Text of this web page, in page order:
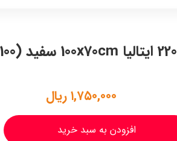
۱,۷۵۰,۰۰۰ ریال
افزودن به سبد خرید